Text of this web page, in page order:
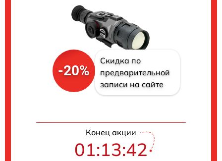
-20%
Скидка по
предварительной
записи на сайте
Конец акции
01:13:41